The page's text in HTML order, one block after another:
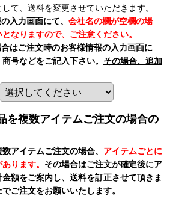
て、送料を変更させていただきます。
入力画面にて、 会社名の欄が空欄の場
なりますので、ご注意ください。
はご注文時のお客様情報の入力画面に
号などをご記入下さい。 その場合、追加
を複数アイテムご注文の場合の
アイテムご注文の場合、 アイテムごとに
ります。 その場合はご注文が確定後にア
額をご案内し、送料を訂正させて頂きま
ご注文をお願いいたします。